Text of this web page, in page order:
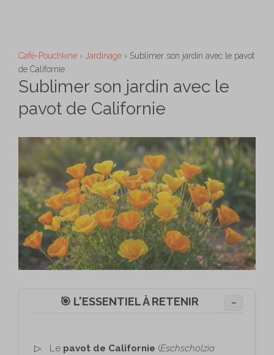
Café-Pouchkine › Jardinage › Sublimer son jardin avec le pavot
de Californie
Sublimer son jardin avec le
pavot de Californie
🎯 L'ESSENTIEL À RETENIR −
Le pavot de Californie (Eschscholzia